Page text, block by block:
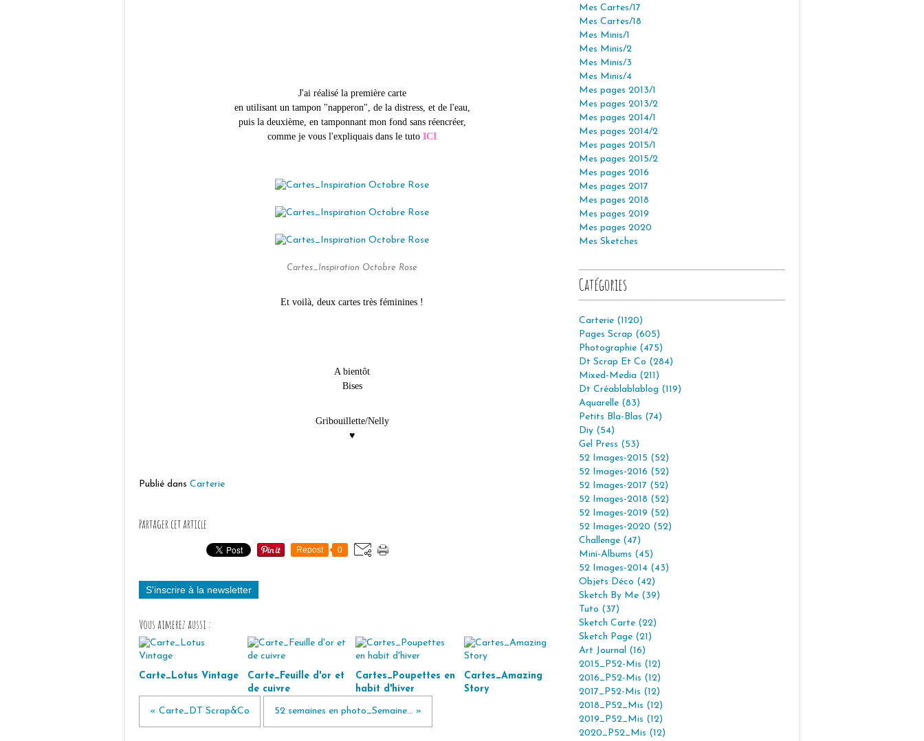
J'ai réalisé la première carte
en utilisant un tampon "napperon", de la distress, et de l'eau,
puis la deuxième, en tamponnant mon fond sans réencréer,
comme je vous l'expliquais dans le tuto ICI
Cartes_Inspiration Octobre Rose
Et voilà, deux cartes très féminines !
A bientôt
Bises
Gribouillette/Nelly
♥
Publié dans Carterie
Partager cet article
Repost 0
S'inscrire à la newsletter
Vous aimerez aussi :
Carte_Lotus Vintage
Carte_Feuille d'or et
de cuivre
Cartes_Poupettes en
habit d'hiver
Cartes_Amazing
Story
« Carte_DT Scrap&Co 52 semaines en photo_Semaine... »
Mes Cartes/17
Mes Cartes/18
Mes Minis/1
Mes Minis/2
Mes Minis/3
Mes Minis/4
Mes pages 2013/1
Mes pages 2013/2
Mes pages 2014/1
Mes pages 2014/2
Mes pages 2015/1
Mes pages 2015/2
Mes pages 2016
Mes pages 2017
Mes pages 2018
Mes pages 2019
Mes pages 2020
Mes Sketches
Catégories
Carterie (1120)
Pages Scrap (605)
Photographie (475)
Dt Scrap Et Co (284)
Mixed-Media (211)
Dt Créablablablog (119)
Aquarelle (83)
Petits Bla-Blas (74)
Diy (54)
Gel Press (53)
52 Images-2015 (52)
52 Images-2016 (52)
52 Images-2017 (52)
52 Images-2018 (52)
52 Images-2019 (52)
52 Images-2020 (52)
Challenge (47)
Mini-Albums (45)
52 Images-2014 (43)
Objets Déco (42)
Sketch By Me (39)
Tuto (37)
Sketch Carte (22)
Sketch Page (21)
Art Journal (16)
2015_P52-Mis (12)
2016_P52-Mis (12)
2017_P52-Mis (12)
2018_P52_Mis (12)
2019_P52_Mis (12)
2020_P52_Mis (12)